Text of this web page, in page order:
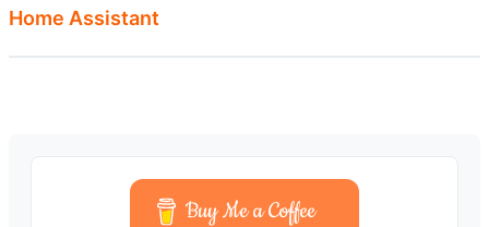
Home Assistant
Buy Me a Coffee